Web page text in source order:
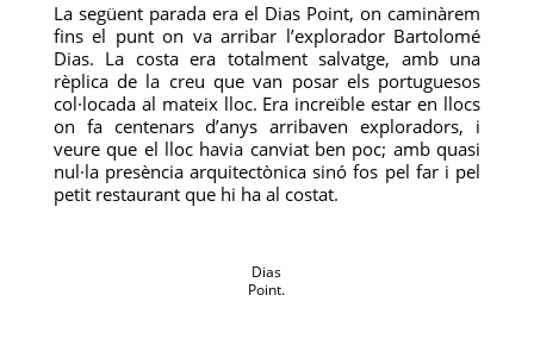
La següent parada era el Dias Point, on caminàrem
fins el punt on va arribar l’explorador Bartolomé
Dias. La costa era totalment salvatge, amb una
rèplica de la creu que van posar els portuguesos
col·locada al mateix lloc. Era increïble estar en llocs
on fa centenars d’anys arribaven exploradors, i
veure que el lloc havia canviat ben poc; amb quasi
nul·la presència arquitectònica sinó fos pel far i pel
petit restaurant que hi ha al costat.
Dias
Point.